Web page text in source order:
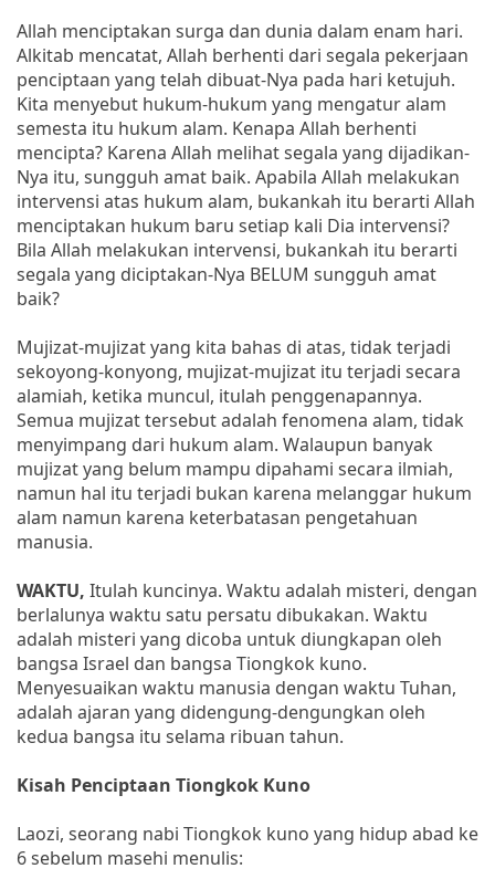
Allah menciptakan surga dan dunia dalam enam hari.
Alkitab mencatat, Allah berhenti dari segala pekerjaan
penciptaan yang telah dibuat-Nya pada hari ketujuh.
Kita menyebut hukum-hukum yang mengatur alam
semesta itu hukum alam. Kenapa Allah berhenti
mencipta? Karena Allah melihat segala yang dijadikan-
Nya itu, sungguh amat baik. Apabila Allah melakukan
intervensi atas hukum alam, bukankah itu berarti Allah
menciptakan hukum baru setiap kali Dia intervensi?
Bila Allah melakukan intervensi, bukankah itu berarti
segala yang diciptakan-Nya BELUM sungguh amat
baik?
Mujizat-mujizat yang kita bahas di atas, tidak terjadi
sekoyong-konyong, mujizat-mujizat itu terjadi secara
alamiah, ketika muncul, itulah penggenapannya.
Semua mujizat tersebut adalah fenomena alam, tidak
menyimpang dari hukum alam. Walaupun banyak
mujizat yang belum mampu dipahami secara ilmiah,
namun hal itu terjadi bukan karena melanggar hukum
alam namun karena keterbatasan pengetahuan
manusia.
WAKTU, Itulah kuncinya. Waktu adalah misteri, dengan
berlalunya waktu satu persatu dibukakan. Waktu
adalah misteri yang dicoba untuk diungkapan oleh
bangsa Israel dan bangsa Tiongkok kuno.
Menyesuaikan waktu manusia dengan waktu Tuhan,
adalah ajaran yang didengung-dengungkan oleh
kedua bangsa itu selama ribuan tahun.
Kisah Penciptaan Tiongkok Kuno
Laozi, seorang nabi Tiongkok kuno yang hidup abad ke
6 sebelum masehi menulis: